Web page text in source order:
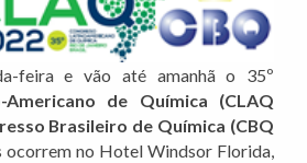
feira e vão até amanhã o 35º
Americano de Química (CLAQ
Brasileiro de Química (CBQ
ocorrem no Hotel Windsor Florida,